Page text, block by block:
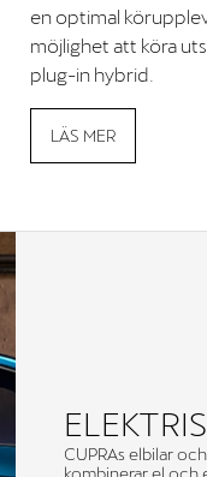
en optimal
möjlighet att köra
plug-in hybrid.
LÄS MER
CUPRAs elbilar
kombinerar el och